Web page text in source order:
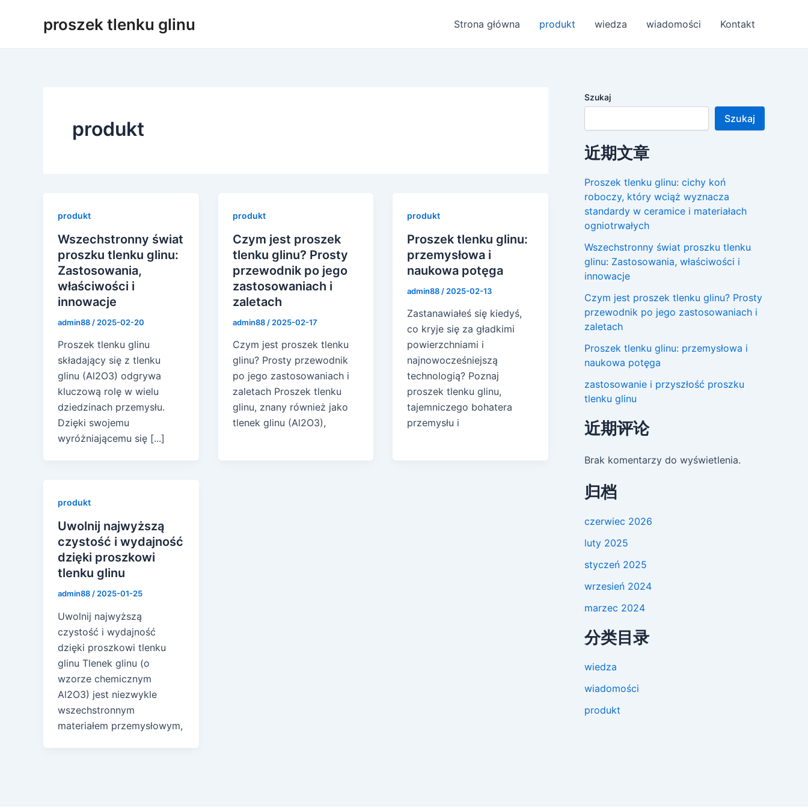
proszek tlenku glinu Strona główna produkt wiedza wiadomości Kontakt
produkt
produkt
Wszechstronny świat
proszku tlenku glinu:
Zastosowania,
właściwości i
innowacje
admin88 / 2025-02-20
Proszek tlenku glinu
składający się z tlenku
glinu (Al2O3) odgrywa
kluczową rolę w wielu
dziedzinach przemysłu.
Dzięki swojemu
wyróżniającemu się [...]
produkt
Czym jest proszek
tlenku glinu? Prosty
przewodnik po jego
zastosowaniach i
zaletach
admin88 / 2025-02-17
Czym jest proszek tlenku
glinu? Prosty przewodnik
po jego zastosowaniach i
zaletach Proszek tlenku
glinu, znany również jako
tlenek glinu (Al2O3),
produkt
Proszek tlenku glinu:
przemysłowa i
naukowa potęga
admin88 / 2025-02-13
Zastanawiałeś się kiedyś,
co kryje się za gładkimi
powierzchniami i
najnowocześniejszą
technologią? Poznaj
proszek tlenku glinu,
tajemniczego bohatera
przemysłu i
produkt
Uwolnij najwyższą
czystość i wydajność
dzięki proszkowi
tlenku glinu
admin88 / 2025-01-25
Uwolnij najwyższą
czystość i wydajność
dzięki proszkowi tlenku
glinu Tlenek glinu (o
wzorze chemicznym
Al2O3) jest niezwykle
wszechstronnym
materiałem przemysłowym,
Szukaj
Szukaj
近期文章
Proszek tlenku glinu: cichy koń
roboczy, który wciąż wyznacza
standardy w ceramice i materiałach
ogniotrwałych
Wszechstronny świat proszku tlenku
glinu: Zastosowania, właściwości i
innowacje
Czym jest proszek tlenku glinu? Prosty
przewodnik po jego zastosowaniach i
zaletach
Proszek tlenku glinu: przemysłowa i
naukowa potęga
zastosowanie i przyszłość proszku
tlenku glinu
近期评论
Brak komentarzy do wyświetlenia.
归档
czerwiec 2026
luty 2025
styczeń 2025
wrzesień 2024
marzec 2024
分类目录
wiedza
wiadomości
produkt